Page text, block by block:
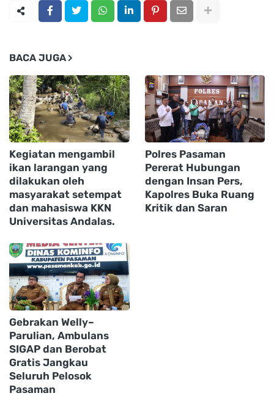
BACA JUGA
Kegiatan mengambil
ikan larangan yang
dilakukan oleh
masyarakat setempat
dan mahasiswa KKN
Universitas Andalas.
Polres Pasaman
Pererat Hubungan
dengan Insan Pers,
Kapolres Buka Ruang
Kritik dan Saran
Gebrakan Welly–
Parulian, Ambulans
SIGAP dan Berobat
Gratis Jangkau
Seluruh Pelosok
Pasaman